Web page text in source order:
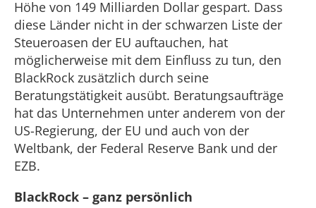
Höhe von 149 Milliarden Dollar gespart. Dass
diese Länder nicht in der schwarzen Liste der
Steueroasen der EU auftauchen, hat
möglicherweise mit dem Einfluss zu tun, den
BlackRock zusätzlich durch seine
Beratungstätigkeit ausübt. Beratungsaufträge
hat das Unternehmen unter anderem von der
US-Regierung, der EU und auch von der
Weltbank, der Federal Reserve Bank und der
EZB.
BlackRock – ganz persönlich